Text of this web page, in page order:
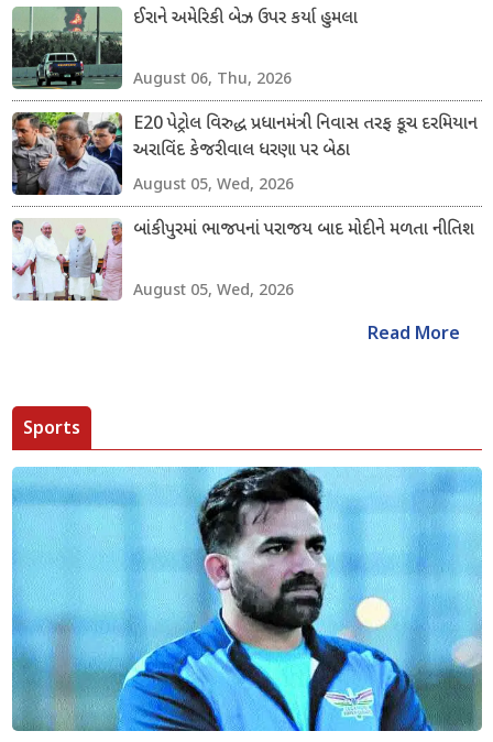
ઈરાને અમેરિકી બેઝ ઉપર કર્યા હુમલા
August 06, Thu, 2026
E20 પેટ્રોલ વિરુદ્ધ પ્રધાનમંત્રી નિવાસ તરફ કૂચ દરમિયાન
અરાવિંદ કેજરીવાલ ધરણા પર બેઠા
August 05, Wed, 2026
બાંકીપુરમાં ભાજપનાં પરાજય બાદ મોદીને મળતા નીતિશ
August 05, Wed, 2026
Read More
Sports